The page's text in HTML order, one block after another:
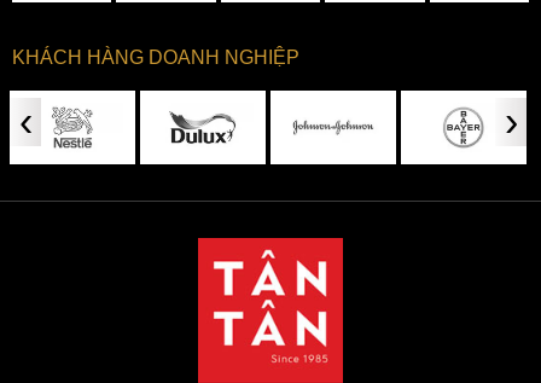
KHÁCH HÀNG DOANH NGHIỆP
‹ ›